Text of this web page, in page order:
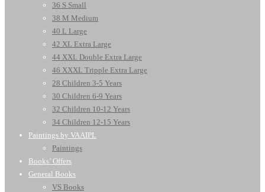
36 S Small
38 M Medium
40 L Large
42 XL Extra Large
44 XXL Double Extra Large
46 XXXL Tripple Extra Large
28 Children 3-5 Years
30 Children 6-9 Years
32 Children 10-12 Years
34 Children 12-15 Years
Paintings by VAAIPL
Paintings
Books’ Offers
General Books
VS Books